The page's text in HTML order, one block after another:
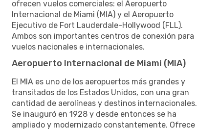
ofrecen vuelos comerciales: el Aeropuerto
Internacional de Miami (MIA) y el Aeropuerto
Ejecutivo de Fort Lauderdale-Hollywood (FLL).
Ambos son importantes centros de conexión para
vuelos nacionales e internacionales.
Aeropuerto Internacional de Miami (MIA)
El MIA es uno de los aeropuertos más grandes y
transitados de los Estados Unidos, con una gran
cantidad de aerolíneas y destinos internacionales.
Se inauguró en 1928 y desde entonces se ha
ampliado y modernizado constantemente. Ofrece